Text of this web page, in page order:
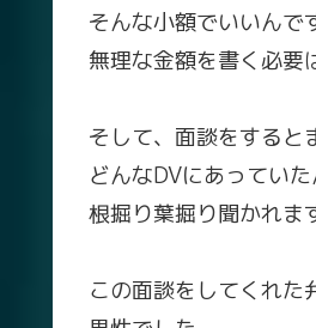
そんな小額でいいんで
無理な金額を書く必要
そして、面談をすると
どんなDVにあってい
根掘り葉掘り聞かれま
この面談をしてくれた